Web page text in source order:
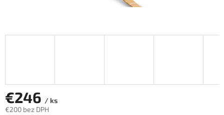
€246 / ks
€200 bez DPH